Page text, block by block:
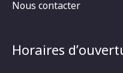
Nous contacter
Horaires